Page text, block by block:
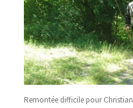
Remontée difficile pour Christian